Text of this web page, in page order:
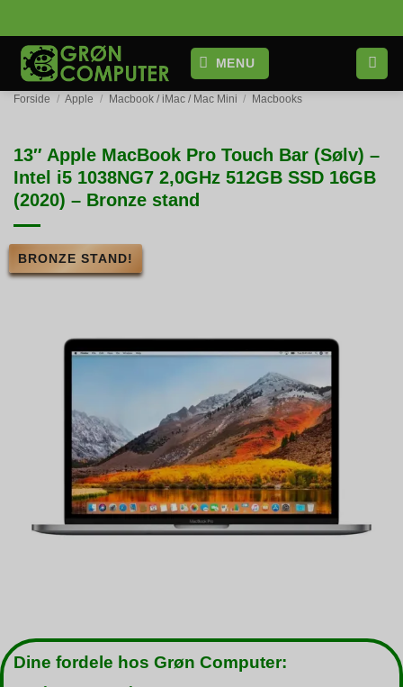
til
indhold
MENU
Forside / Apple / Macbook / iMac / Mac Mini / Macbooks
13″ Apple MacBook Pro Touch Bar (Sølv) –
Intel i5 1038NG7 2,0GHz 512GB SSD 16GB
(2020) – Bronze stand
BRONZE STAND!
Dine fordele hos Grøn Computer: